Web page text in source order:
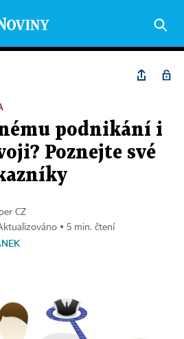
podnikání i
Poznejte své
CZ
▪ 5 min. čtení